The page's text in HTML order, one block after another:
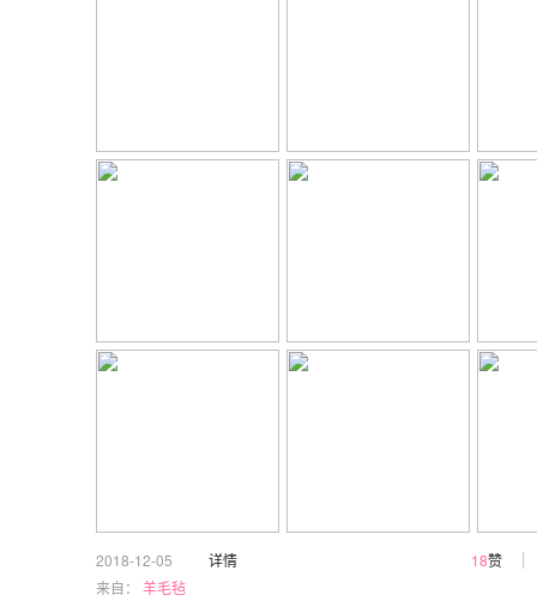
2018-12-05 详情 18赞
来自： 羊毛毡